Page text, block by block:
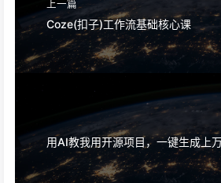
👉 - 👉
课程报名 点击这里报名
想做视频号 / 抖音 / 小红书？
AI 帮你一键生成，不用学剪辑，免费试用
免费试用 →